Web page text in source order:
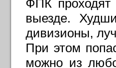
ФПК
выезде.
дивизионы,
При этом
можно из